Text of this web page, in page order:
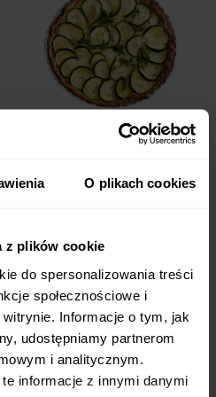
O plikach cookies
z plików cookie
do spersonalizowania treści
społecznościowe i
Informacje o tym, jak
udostępniamy partnerom
i analitycznym.
informacje z innymi danymi
Tarta z cukinii